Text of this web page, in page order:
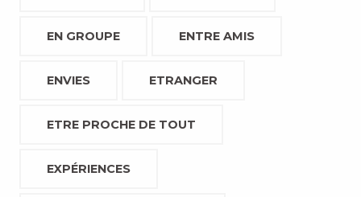
EN GROUPE ENTRE AMIS
ENVIES ETRANGER
ETRE PROCHE DE TOUT
EXPÉRIENCES